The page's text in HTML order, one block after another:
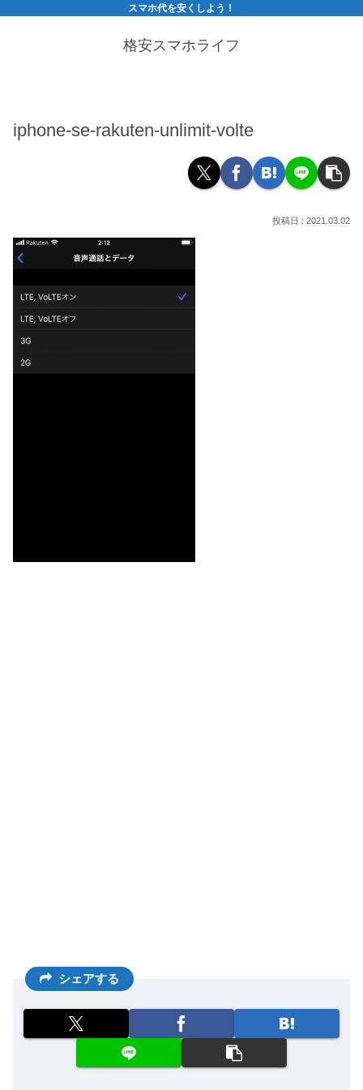
スマホ代を安くしよう！
格安スマホライフ
iphone-se-rakuten-unlimit-volte
2021.03.02
シェアする